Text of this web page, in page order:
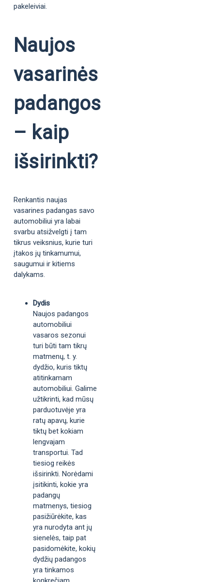
pakeleiviai.
Naujos
vasarinės
padangos
– kaip
išsirinkti?
Renkantis naujas
vasarines padangas savo
automobiliui yra labai
svarbu atsižvelgti į tam
tikrus veiksnius, kurie turi
įtakos jų tinkamumui,
saugumui ir kitiems
dalykams.
Dydis
Naujos padangos
automobiliui
vasaros sezonui
turi būti tam tikrų
matmenų, t. y.
dydžio, kuris tiktų
atitinkamam
automobiliui. Galime
užtikrinti, kad mūsų
parduotuvėje yra
ratų apavų, kurie
tiktų bet kokiam
lengvajam
transportui. Tad
tiesiog reikės
išsirinkti. Norėdami
įsitikinti, kokie yra
padangų
matmenys, tiesiog
pasižiūrėkite, kas
yra nurodyta ant jų
sienelės, taip pat
pasidomėkite, kokių
dydžių padangos
yra tinkamos